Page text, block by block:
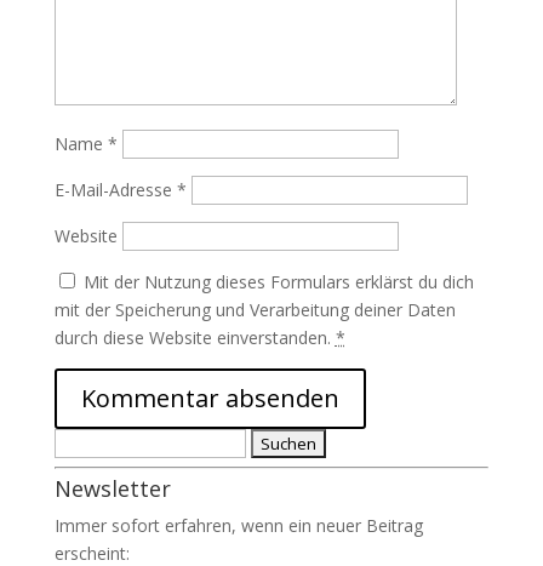
Name *
E-Mail-Adresse *
Website
Mit der Nutzung dieses Formulars erklärst du dich
mit der Speicherung und Verarbeitung deiner Daten
durch diese Website einverstanden. *
nach:
Newsletter
Immer sofort erfahren, wenn ein neuer Beitrag
erscheint: